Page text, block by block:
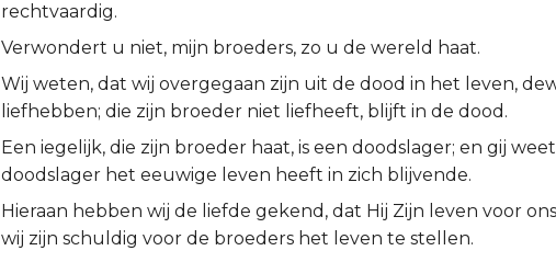
rechtvaardig.
Verwondert u niet, mijn broeders, zo u de wereld haat.
Wij weten, dat wij overgegaan zijn uit de dood in het leven,
liefhebben; die zijn broeder niet liefheeft, blijft in de dood.
Een iegelijk, die zijn broeder haat, is een doodslager; en gij
doodslager het eeuwige leven heeft in zich blijvende.
Hieraan hebben wij de liefde gekend, dat Hij Zijn leven voor
wij zijn schuldig voor de broeders het leven te stellen.